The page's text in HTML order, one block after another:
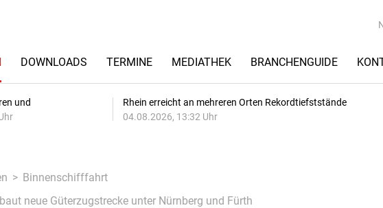
DOWNLOADS TERMINE MEDIATHEK BRANCHENGUIDE
und
Rhein erreicht an mehreren Orten Rekordtiefststände
04.08.2026, 13:32 Uhr
Binnenschifffahrt
neue Güterzugstrecke unter Nürnberg und Fürth